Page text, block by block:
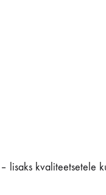
lisaks kvaliteetsetele